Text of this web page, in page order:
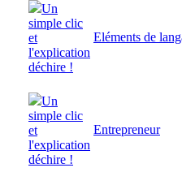
Un
simple clic
et
l'explication
déchire !
Eléments de
Un
simple clic
et
l'explication
déchire !
Entrepreneur